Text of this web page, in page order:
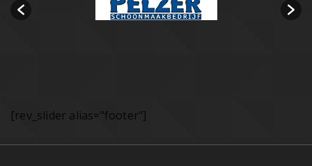
[rev_slider alias="footer"]